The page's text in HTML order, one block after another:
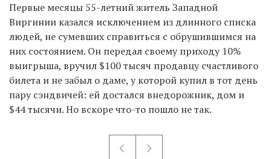
Первые месяцы 55-летний житель Западной
Виргинии казался исключением из длинного списка
людей, не сумевших справиться с обрушившимся на
них состоянием. Он передал своему приходу 10%
выигрыша, вручил $100 тысяч продавцу счастливого
билета и не забыл о даме, у которой купил в тот день
пару сэндвичей: ей достался внедорожник, дом и
$44 тысячи. Но вскоре что-то пошло не так.